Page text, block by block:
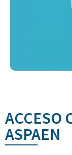
ACCESO
ASPAEN